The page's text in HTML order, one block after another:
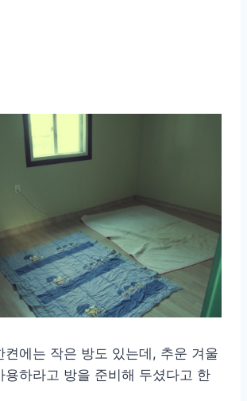
켠에는 작은 방도 있는데, 추운 겨울
용하라고 방을 준비해 두셨다고 한